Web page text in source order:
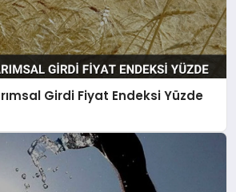
Girdi Fiyat Endeksi Yüzde